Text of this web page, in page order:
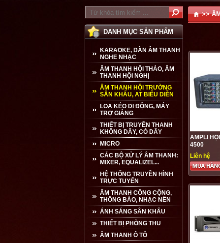
DANH MỤC SẢN PHẨM
KARAOKE, DÀN ÂM THANH
NGHE NHẠC
ÂM THANH HỘI THẢO, ÂM
THANH HỘI NGHỊ
ÂM THANH HỘI TRƯỜNG
SÂN KHẤU, AT BIỂU DIỄN
LOA KÉO DI ĐỘNG, MÁY
TRỢ GIẢNG
THIẾT BỊ TRUYỀN THANH
KHÔNG DÂY, CÓ DÂY
MICRO
CÁC BỘ XỬ LÝ ÂM THANH:
MIXER, EQUALIZEL...
HỆ THỐNG TRUYỀN HÌNH
TRỰC TUYẾN
ÂM THANH CÔNG CỘNG,
THÔNG BÁO, NHẠC NỀN
ÁNH SÁNG SÂN KHẤU
THIẾT BỊ PHÒNG THU
ÂM THANH Ô TÔ
Loa line ...
VND
Amply ...
VND
Loa Di ...
14.000.000 VND
>>
AMPLI
4500
Liên hệ